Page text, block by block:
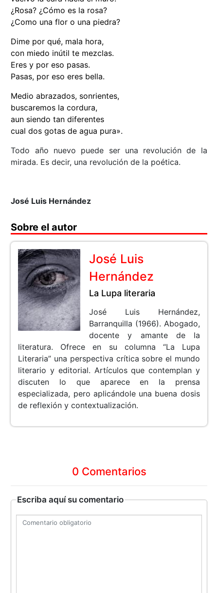
¿Rosa? ¿Cómo es la rosa?
¿Como una flor o una piedra?
Dime por qué, mala hora,
con miedo inútil te mezclas.
Eres y por eso pasas.
Pasas, por eso eres bella.
Medio abrazados, sonrientes,
buscaremos la cordura,
aun siendo tan diferentes
cual dos gotas de agua pura».
Todo año nuevo puede ser una revolución de la
mirada. Es decir, una revolución de la poética.
José Luis Hernández
Sobre el autor
José Luis
Hernández
La Lupa literaria
José Luis Hernández,
Barranquilla (1966). Abogado,
docente y amante de la
literatura. Ofrece en su columna “La Lupa
Literaria” una perspectiva crítica sobre el mundo
literario y editorial. Artículos que contemplan y
discuten lo que aparece en la prensa
especializada, pero aplicándole una buena dosis
de reflexión y contextualización.
0 Comentarios
Escriba aquí su comentario